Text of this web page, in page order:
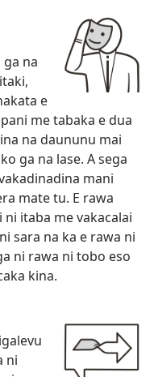
na
e
me tabaka e dua
na daununu mai
ga na lase. A sega
mani
mate tu. E rawa
itaba me vakacalai
sara na ka e rawa ni
ni rawa ni tobo eso
kina.
ni